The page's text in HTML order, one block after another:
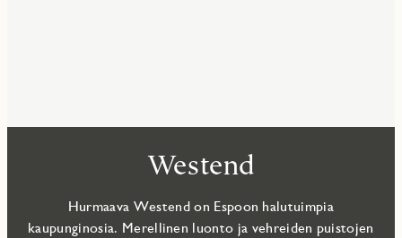
Westend
Hurmaava Westend on Espoon halutuimpia
kaupunginosia. Merellinen luonto ja vehreiden puistojen